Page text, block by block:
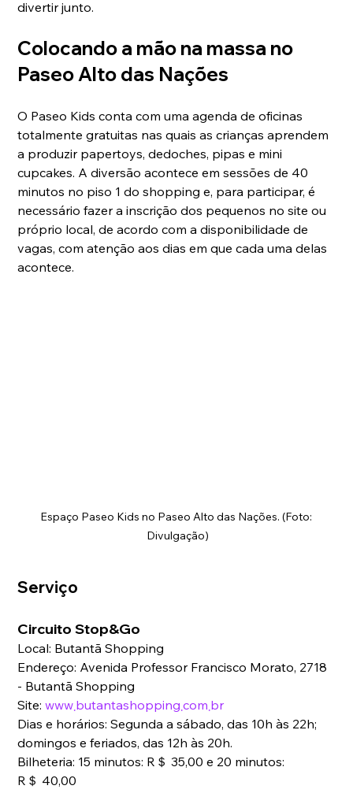
divertir junto.
Colocando a mão na massa no
Paseo Alto das Nações
O Paseo Kids conta com uma agenda de oficinas
totalmente gratuitas nas quais as crianças aprendem
a produzir papertoys, dedoches, pipas e mini
cupcakes. A diversão acontece em sessões de 40
minutos no piso 1 do shopping e, para participar, é
necessário fazer a inscrição dos pequenos no site ou
próprio local, de acordo com a disponibilidade de
vagas, com atenção aos dias em que cada uma delas
acontece.
Espaço Paseo Kids no Paseo Alto das Nações. (Foto:
Divulgação)
Serviço
Circuito Stop&Go
Local: Butantã Shopping
Endereço: Avenida Professor Francisco Morato, 2718
- Butantã Shopping
Site:
www܂butantashopping܂com܂br
Dias e horários: Segunda a sábado, das 10h às 22h;
domingos e feriados, das 12h às 20h.
Bilheteria: 15 minutos: R＄ 35,00 e 20 minutos:
R＄ 40,00